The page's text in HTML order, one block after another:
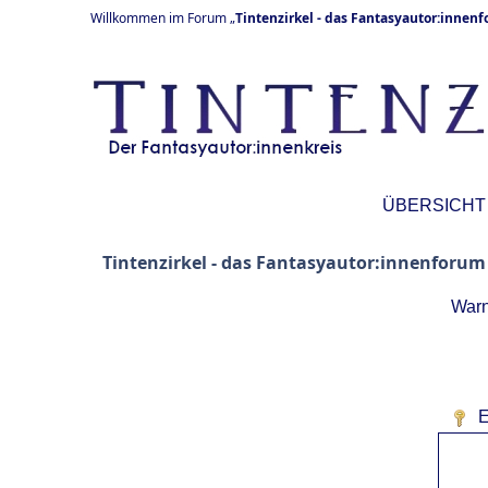
Willkommen im Forum „Tintenzirkel - das
ÜBERSICHT
Tintenzirkel - das Fantasyautor:innenforum